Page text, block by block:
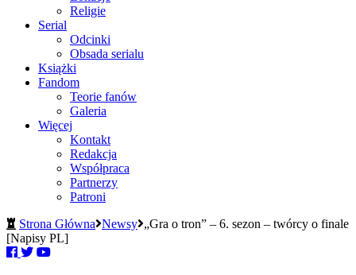
Religie
Serial
Odcinki
Obsada serialu
Książki
Fandom
Teorie fanów
Galeria
Więcej
Kontakt
Redakcja
Współpraca
Partnerzy
Patroni
Strona Główna Newsy „Gra o tron” – 6. sezon – twórcy o finale
[Napisy PL]